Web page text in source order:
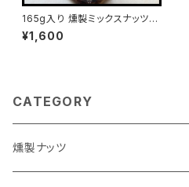
165g入り 燻製ミックスナッツ蜂
蜜漬け
¥1,600
CATEGORY
燻製ナッツ